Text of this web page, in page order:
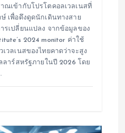
ณเข้ากับโปรโตคอลเวลเนสที่
เพื่อดึงดูดนักเดินทางสาย
รเปลี่ยนแปลง จากข้อมูลของ
2024 monitor ค่าใช้
เวลเนสของไทยคาดว่าจะสูง
ลาร์สหรัฐภายในปี 2026 โดย